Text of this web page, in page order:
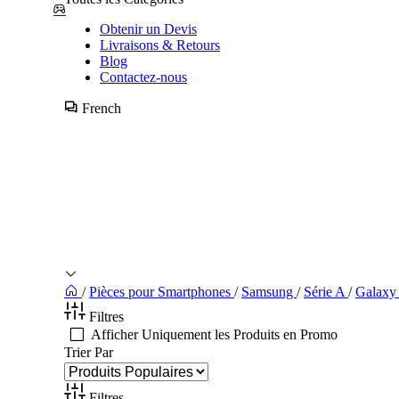
Obtenir un Devis
Livraisons & Retours
Blog
Contactez-nous
French
/ Pièces pour Smartphones / Samsung / Série A /
Filtres
Afficher Uniquement les Produits en Promo
Trier Par